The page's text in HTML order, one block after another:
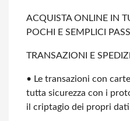
ACQUISTA ONLINE IN
POCHI E SEMPLICI PASSI
TRANSAZIONI E
• Le transazioni con
tutta sicurezza con i
il criptagio dei propri